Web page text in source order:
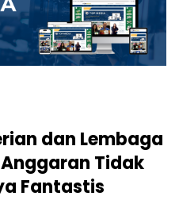
dan Lembaga
Tidak
Fantastis